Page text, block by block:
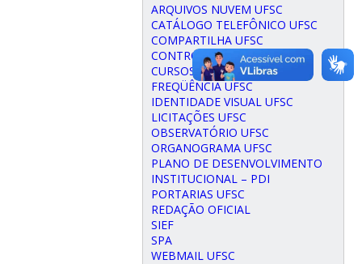
ARQUIVOS NUVEM UFSC
CATÁLOGO TELEFÔNICO UFSC
COMPARTILHA UFSC
CONTROLE SOCIAL
CURSOS CAPACITAÇÃO UFSC
FREQÜÊNCIA UFSC
IDENTIDADE VISUAL UFSC
LICITAÇÕES UFSC
OBSERVATÓRIO UFSC
ORGANOGRAMA UFSC
PLANO DE DESENVOLVIMENTO
INSTITUCIONAL – PDI
PORTARIAS UFSC
REDAÇÃO OFICIAL
SIEF
SPA
WEBMAIL UFSC